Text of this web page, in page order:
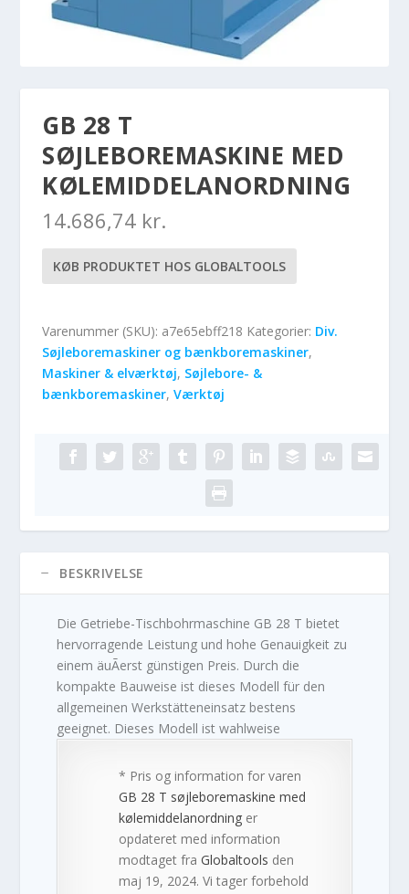
GB 28 T
SØJLEBOREMASKINE MED
KØLEMIDDELANORDNING
14.686,74 kr.
KØB PRODUKTET HOS GLOBALTOOLS
Varenummer (SKU): a7e65ebff218 Kategorier: Div.
Søjleboremaskiner og bænkboremaskiner,
Maskiner & elværktøj, Søjlebore- &
bænkboremaskiner,Værktøj
BESKRIVELSE
Die Getriebe-Tischbohrmaschine GB 28 T bietet
hervorragende Leistung und hohe Genauigkeit zu
einem äuÃerst günstigen Preis. Durch die
kompakte Bauweise ist dieses Modell für den
allgemeinen Werkstätteneinsatz bestens
geeignet. Dieses Modell ist wahlweise
* Pris og information for varen
GB 28 T søjleboremaskine med
kølemiddelanordning er
opdateret med information
modtaget fraGlobaltools den
maj 19, 2024. Vi tager forbehold